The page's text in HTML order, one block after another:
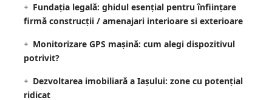
Fundația legală: ghidul esențial pentru înființare
firmă construcții / amenajari interioare si exterioare
Monitorizare GPS mașină: cum alegi dispozitivul
potrivit?
Dezvoltarea imobiliară a Iașului: zone cu potențial
ridicat